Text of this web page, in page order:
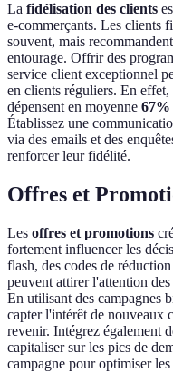
La fidélisation des clients
e-commerçants. Les clients
souvent, mais
entourage. Offrir des
service client exceptionnel
en clients réguliers. En effet,
dépensent en moyenne 67%
Établissez une
via des emails et des
renforcer leur fidélité.
Offres et
Les offres et promotions
fortement influencer les
flash, des codes de
peuvent attirer l'attention
En utilisant des campagnes
capter l'intérêt de nouveaux
revenir. Intégrez également
capitaliser sur les pics de
campagne pour optimiser